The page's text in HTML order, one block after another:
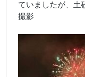
ていましたが、土
撮影